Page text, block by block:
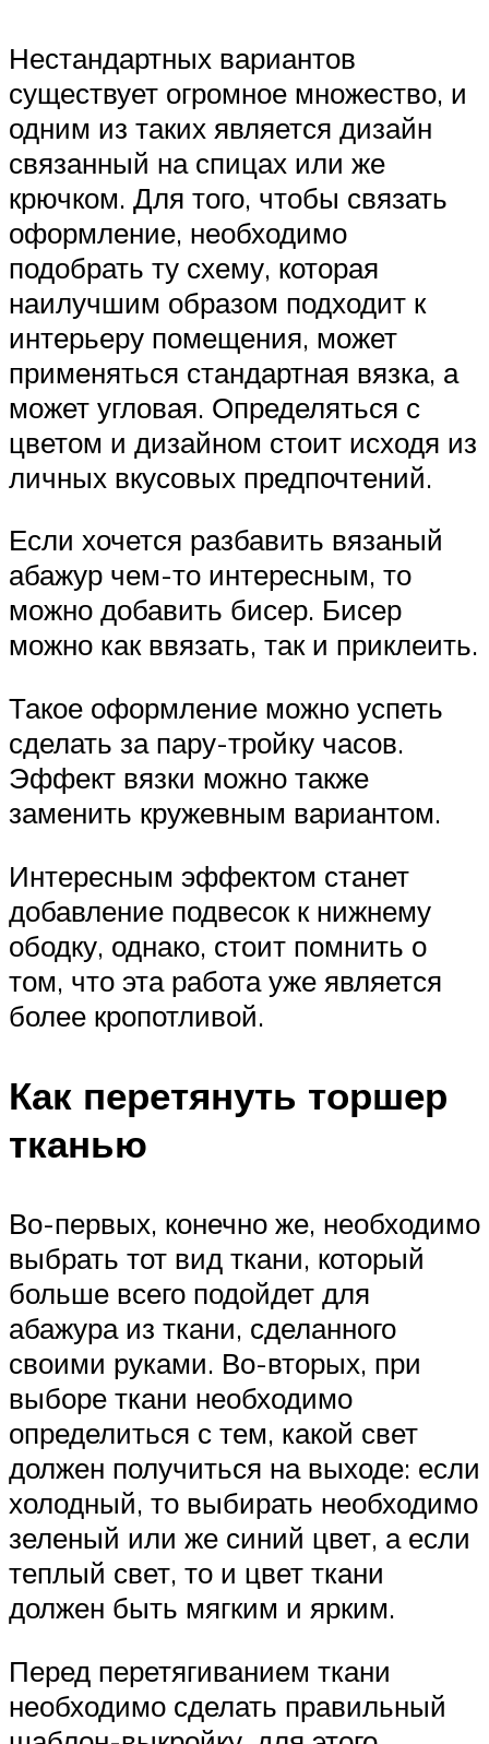
Нестандартных вариантов
существует огромное множество, и
одним из таких является дизайн
связанный на спицах или же
крючком. Для того, чтобы связать
оформление, необходимо
подобрать ту схему, которая
наилучшим образом подходит к
интерьеру помещения, может
применяться стандартная вязка, а
может угловая. Определяться с
цветом и дизайном стоит исходя из
личных вкусовых предпочтений.
Если хочется разбавить вязаный
абажур чем-то интересным, то
можно добавить бисер. Бисер
можно как ввязать, так и приклеить.
Такое оформление можно успеть
сделать за пару-тройку часов.
Эффект вязки можно также
заменить кружевным вариантом.
Интересным эффектом станет
добавление подвесок к нижнему
ободку, однако, стоит помнить о
том, что эта работа уже является
более кропотливой.
Как перетянуть торшер
тканью
Во-первых, конечно же, необходимо
выбрать тот вид ткани, который
больше всего подойдет для
абажура из ткани, сделанного
своими руками. Во-вторых, при
выборе ткани необходимо
определиться с тем, какой свет
должен получиться на выходе: если
холодный, то выбирать необходимо
зеленый или же синий цвет, а если
теплый свет, то и цвет ткани
должен быть мягким и ярким.
Перед перетягиванием ткани
необходимо сделать правильный